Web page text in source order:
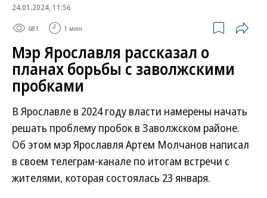
24.01.2024, 11:56
681 1 мин.
Мэр Ярославля рассказал о
планах борьбы с заволжскими
пробками
В Ярославле в 2024 году власти намерены начать
решать проблему пробок в Заволжском районе.
Об этом мэр Ярославля Артем Молчанов написал
в своем телеграм-канале по итогам встречи с
жителями, которая состоялась 23 января.